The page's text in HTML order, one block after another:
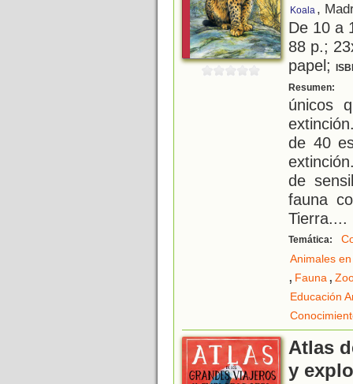
Koala ,
De 10 a
88 p.;
papel;
Resumen:
únicos
de 40
de
fauna
Tierra....
Temática:
Animales
, Fauna,
Educación
Atlas
y